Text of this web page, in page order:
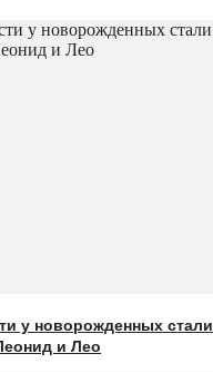
у новорожденных стали
и Лео